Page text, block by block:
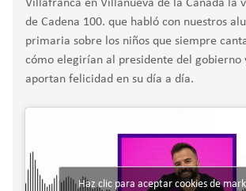
Villafranca en Villanueva de la Cañada la
de Cadena 100. que habló con nuestros
primaria sobre los niños que siempre
cómo elegirían al presidente del gobierno
aportan felicidad en su día a día.
Haz clic para aceptar cookies de